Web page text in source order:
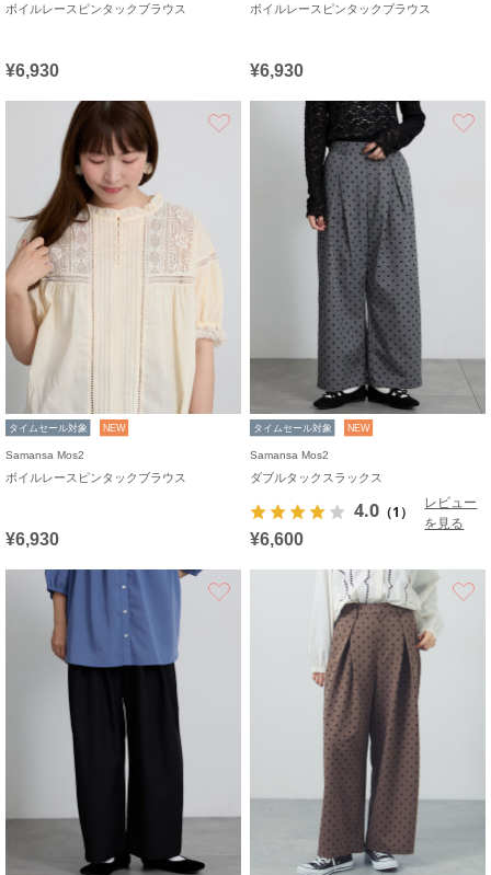
ボイルレースピンタックブラウス
¥6,930
ボイルレースピンタックブラウス
¥6,930
お気に入り
タイムセール対象 NEW
Samansa Mos2
ボイルレースピンタックブラウス
¥6,930
タイムセール対象 NEW
Samansa Mos2
ダブルタックスラックス
4.0 （1）
レビュー
を見る
¥6,600